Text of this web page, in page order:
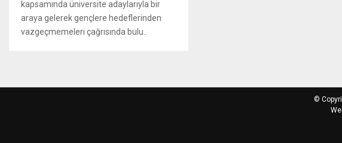
kapsamında üniversite adaylarıyla bir
araya gelerek gençlere hedeflerinden
vazgeçmemeleri çağrısında bulu..
©